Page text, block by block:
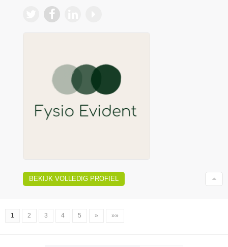
BEKIJK VOLLEDIG PROFIEL
1 2 3 4 5 » »»